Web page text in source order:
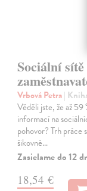
Sociální
Vrbová Petra|
Věděli jste, že až 59
informací na
pohovor? Trh práce
šikovné…
Zasielame do 12
18,54 €